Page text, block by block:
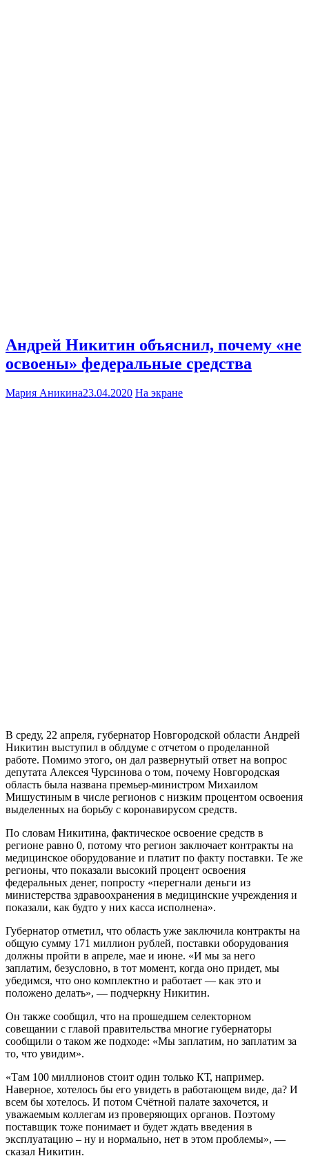
Андрей Никитин объяснил, почему «не
освоены» федеральные средства
Мария Аникина23.04.2020 На экране
В среду, 22 апреля, губернатор Новгородской области Андрей
Никитин выступил в облдуме с отчетом о проделанной
работе. Помимо этого, он дал развернутый ответ на вопрос
депутата Алексея Чурсинова о том, почему Новгородская
область была названа премьер-министром Михаилом
Мишустиным в числе регионов с низким процентом освоения
выделенных на борьбу с коронавирусом средств.
По словам Никитина, фактическое освоение средств в
регионе равно 0, потому что регион заключает контракты на
медицинское оборудование и платит по факту поставки. Те же
регионы, что показали высокий процент освоения
федеральных денег, попросту «перегнали деньги из
министерства здравоохранения в медицинские учреждения и
показали, как будто у них касса исполнена».
Губернатор отметил, что область уже заключила контракты на
общую сумму 171 миллион рублей, поставки оборудования
должны пройти в апреле, мае и июне. «И мы за него
заплатим, безусловно, в тот момент, когда оно придет, мы
убедимся, что оно комплектно и работает — как это и
положено делать», — подчеркну Никитин.
Он также сообщил, что на прошедшем селекторном
совещании с главой правительства многие губернаторы
сообщили о таком же подходе: «Мы заплатим, но заплатим за
то, что увидим».
«Там 100 миллионов стоит один только КТ, например.
Наверное, хотелось бы его увидеть в работающем виде, да? И
всем бы хотелось. И потом Счётной палате захочется, и
уважаемым коллегам из проверяющих органов. Поэтому
поставщик тоже понимает и будет ждать введения в
эксплуатацию – ну и нормально, нет в этом проблемы», —
сказал Никитин.